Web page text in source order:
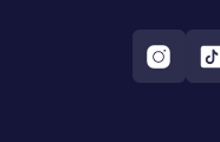
Aplicativo RV
Constelações